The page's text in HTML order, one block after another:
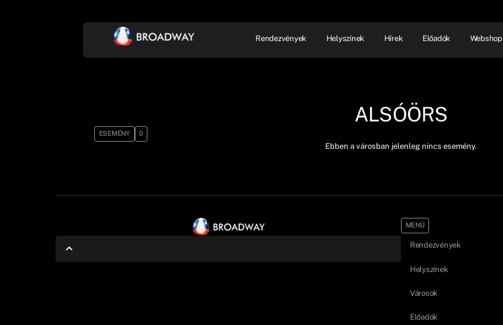
Rendezvények Helyszínek Hírek Előadók Webshop
ALSÓÖRS
ESEMÉNY 0
Ebben a városban jelenleg nincs esemény.
MENÜ
Rendezvények
Helyszínek
Városok
Előadók